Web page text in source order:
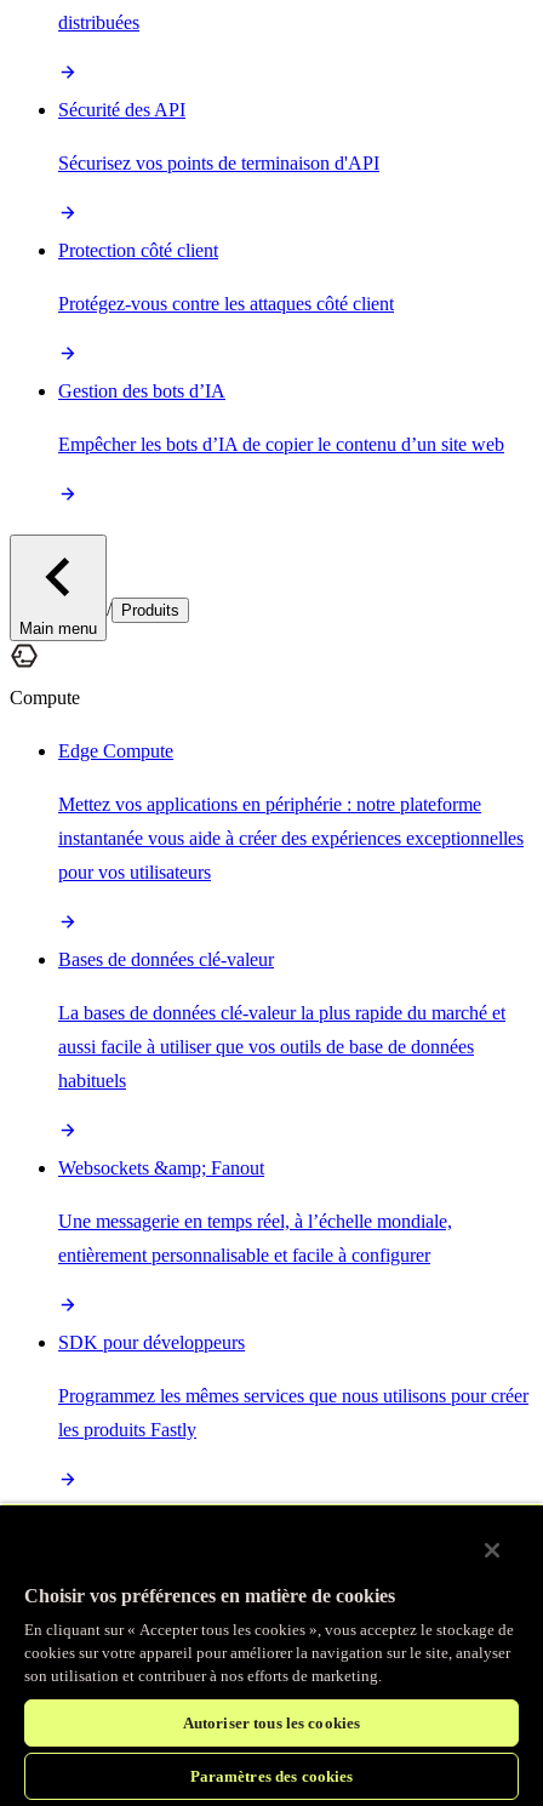
distribuées
Sécurité des API
Sécurisez vos points de terminaison d'API
Protection côté client
Protégez-vous contre les attaques côté client
Gestion des bots d’IA
Empêcher les bots d’IA de copier le contenu d’un site web
Main menu
/ Produits
Compute
Edge Compute
Mettez vos applications en périphérie : notre plateforme
instantanée vous aide à créer des expériences exceptionnelles
pour vos utilisateurs
Bases de données clé-valeur
La bases de données clé-valeur la plus rapide du marché et
aussi facile à utiliser que vos outils de base de données
habituels
Websockets &amp; Fanout
Une messagerie en temps réel, à l’échelle mondiale,
entièrement personnalisable et facile à configurer
SDK pour développeurs
Programmez les mêmes services que nous utilisons pour créer
les produits Fastly
sur des normes ouvertes et intégrée à la suite complète de
produits Fastly
Accélérez vos charges de travail d’IA et gagnez en efficacité
Choisir vos préférences en matière de cookies
En cliquant sur « Accepter tous les cookies », vous acceptez le stockage de
cookies sur votre appareil pour améliorer la navigation sur le site, analyser
son utilisation et contribuer à nos efforts de marketing.
Autoriser tous les cookies
Paramètres des cookies